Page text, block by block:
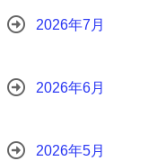
2026年7月
2026年6月
2026年5月